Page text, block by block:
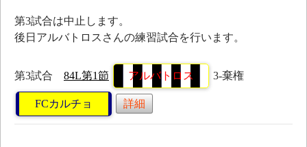
第3試合は中止します。
後日アルバトロスさんの練習試合を行います。
第3試合 84L第1節 アルバトロス 3-棄権
FCカルチョ 詳細